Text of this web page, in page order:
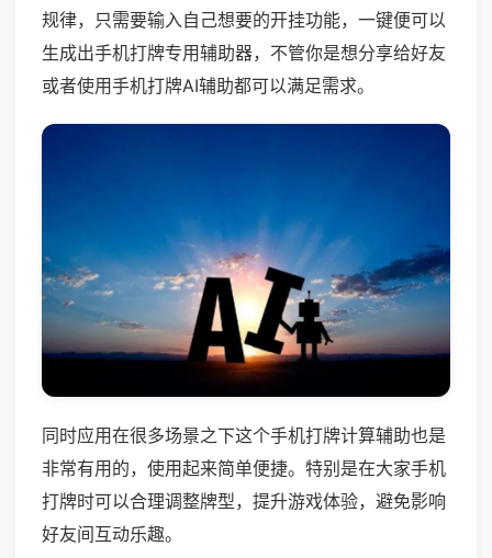
规律，只需要输入自己想要的开挂功能，一键便可以
生成出手机打牌专用辅助器，不管你是想分享给好友
或者使用手机打牌AI辅助都可以满足需求。
同时应用在很多场景之下这个手机打牌计算辅助也是
非常有用的，使用起来简单便捷。特别是在大家手机
打牌时可以合理调整牌型，提升游戏体验，避免影响
好友间互动乐趣。